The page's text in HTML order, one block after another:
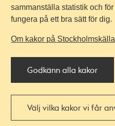
sammanställa statistik och
fungera på ett bra sätt för dig.
Om kakor på
Godkänn alla kakor
Välj vilka kakor vi får